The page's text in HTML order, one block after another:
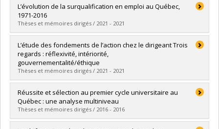
Diplômé(e) :Gingras, Guillaume
Cycle :Maîtrise
Diplôme obtenu :M. Sc.
Lien vers le document dans Papyrus
L’évolution de la surqualification en emploi au Québec,
1971-2016
Thèses et mémoires dirigés / 2021 - 2021
Diplômé(e) :Cornelissen, Louis
Cycle :Maîtrise
Diplôme obtenu :M. Sc.
Lien vers le document dans Papyrus
L’étude des fondements de l’action chez le dirigeant Trois
regards : réflexivité, intériorité,
gouvernementalité/éthique
Thèses et mémoires dirigés / 2021 - 2021
Diplômé(e) :Robichaud, Alain
Cycle :Doctorat
Diplôme obtenu :Ph. D.
Lien vers le document dans Papyrus
Réussite et sélection au premier cycle universitaire au
Québec : une analyse multiniveau
Thèses et mémoires dirigés / 2016 - 2016